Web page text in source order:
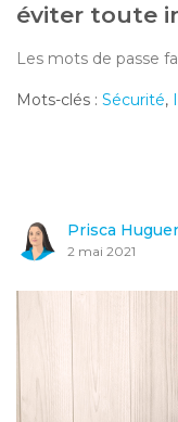
éviter toute
Les mots de passe
Mots-clés : Sécurité,
Prisca
2 mai 2021